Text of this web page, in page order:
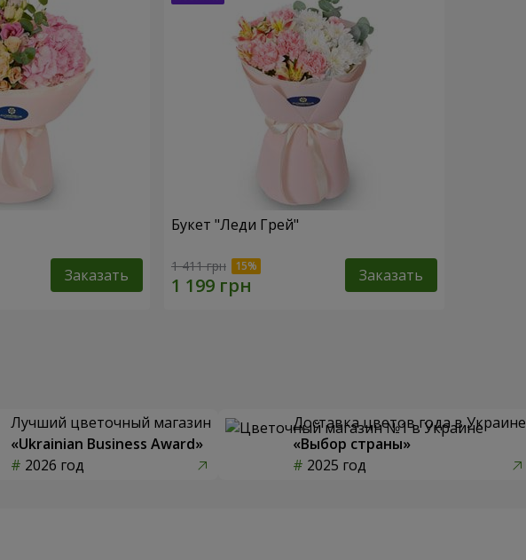
Заказать
Букет "Леди Грей"
1 411 грн Заказать
Лучший цветочный магазин
«Ukrainian Business Award»
2026 год
Доставка цветов года в Украине
«Выбор страны»
2025 год